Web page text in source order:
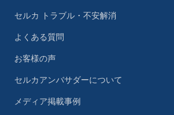
セルカ トラブル・不安解消
よくある質問
お客様の声
セルカアンバサダーについて
メディア掲載事例